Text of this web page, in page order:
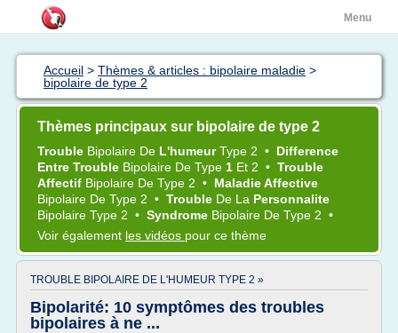
Menu
Accueil > Thèmes & articles : bipolaire maladie >
bipolaire de type 2
Thèmes principaux sur bipolaire de type 2
Trouble Bipolaire De L'humeurType 2 • Difference
Entre Trouble Bipolaire De Type 1 Et 2 • Trouble
Affectif Bipolaire De Type 2 • Maladie Affective
Bipolaire De Type 2 • Trouble De La Personnalite
Bipolaire Type 2 • Syndrome Bipolaire De Type 2 •
Voir également les vidéos pour ce thème
TROUBLE BIPOLAIRE DE L'HUMEUR TYPE 2 »
Bipolarité: 10 symptômes des troubles
bipolaires à ne ...